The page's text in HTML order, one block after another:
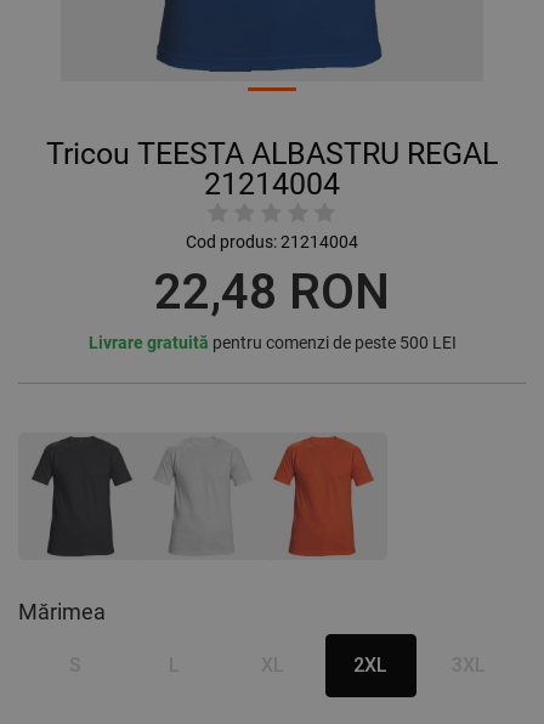
Tricou TEESTA ALBASTRU REGAL
21214004
Cod produs:21214004
22,48 RON
Livrare gratuită pentru comenzi de peste 500 LEI
Mărimea
2XL